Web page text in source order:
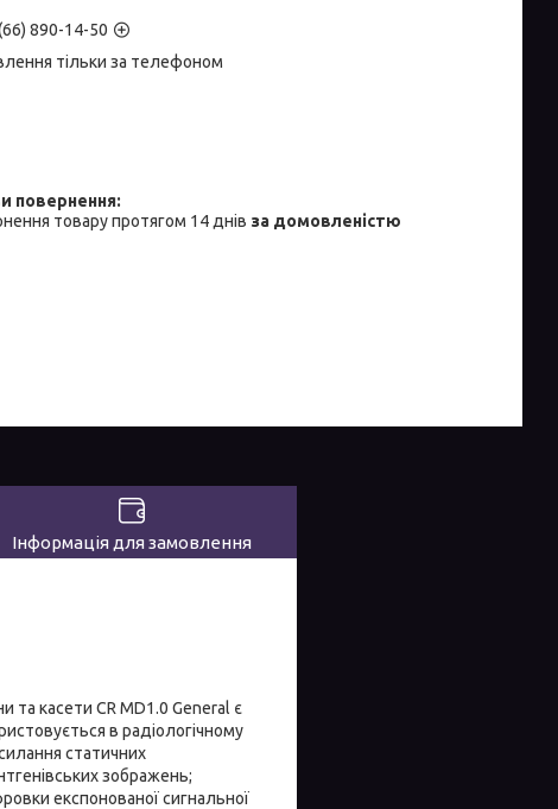
890-14-50
тільки за телефоном
товару протягом 14 днів за домовленістю
Інформація для замовлення
та касети CR MD1.0 General є
в радіологічному
статичних
зображень;
експонованої сигнальної